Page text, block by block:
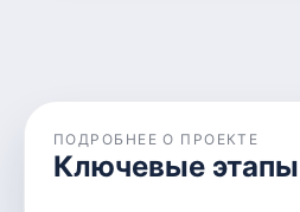
ПОДРОБНЕЕ О ПРОЕКТЕ
Ключевые